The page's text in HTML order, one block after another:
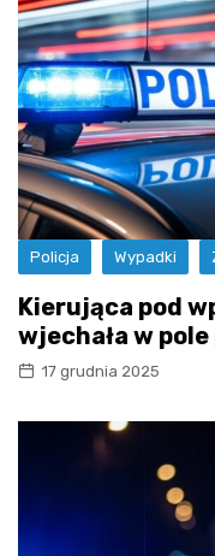
Policja Wypadki
Kierująca pod
wjechała w
17 grudnia 2025